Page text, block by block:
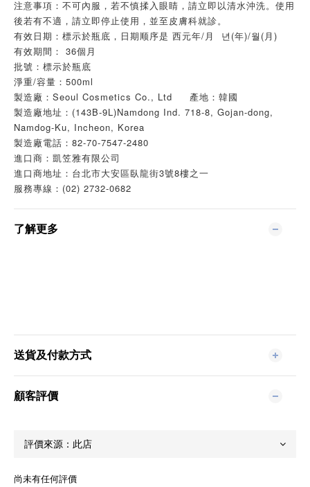
注意事項：不可內服，若不慎揉入眼睛，請立即以清水沖洗。使用
後若有不適，請立即停止使用，並至皮膚科就診。
有效日期：標示於瓶底，日期顺序是 西元年/月 년(年)/월(月)
有效期間： 36個月
批號：標示於瓶底
淨重/容量：500ml
製造廠：Seoul Cosmetics Co., Ltd 產地：韓國
製造廠地址：(143B-9L)Namdong Ind. 718-8, Gojan-dong,
Namdog-Ku, Incheon, Korea
製造廠電話：82-70-7547-2480
進口商：凱笠雅有限公司
進口商地址：台北市大安區臥龍街3號8樓之一
服務專線：(02) 2732-0682
了解更多
送貨及付款方式
顧客評價
尚未有任何評價